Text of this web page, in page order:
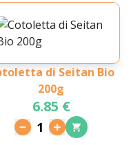
di Seitan Bio
200g
6.85 €
1